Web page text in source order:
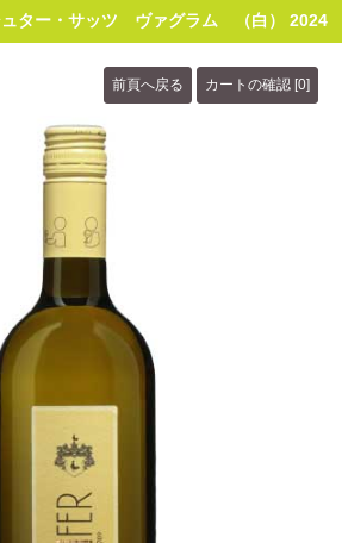
ター・サッツ ヴァグラム （白） 2024